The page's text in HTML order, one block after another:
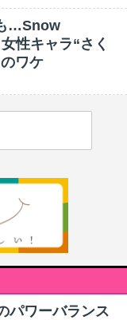
…Snow
性キャラ“さく
ワケ
パワーバランス